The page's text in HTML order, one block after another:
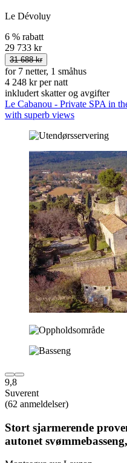
Le Dévoluy
6 % rabatt
29 733 kr
31 688 kr
for 7 netter, 1 småhus
4 248 kr per natt
inkludert skatter og avgifter
Le Cabanou - Private SPA in
with superb views
9,8
Suverent
(62 anmeldelser)
Stort sjarmerende
autonet